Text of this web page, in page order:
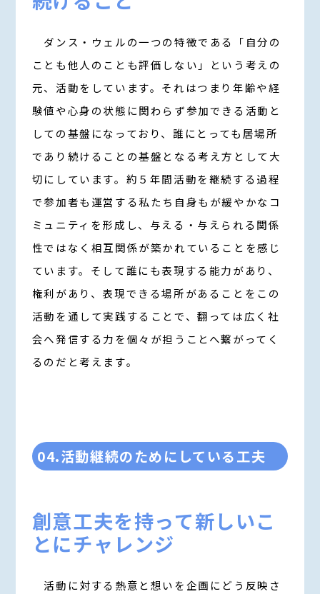
ダンス・ウェルの一つの特徴である「自分の
ことも他人のことも評価しない」という考えの
元、活動をしています。それはつまり年齢や経
験値や心身の状態に関わらず参加できる活動と
しての基盤になっており、誰にとっても居場所
であり続けることの基盤となる考え方として大
切にしています。約５年間活動を継続する過程
で参加者も運営する私たち自身もが緩やかなコ
ミュニティを形成し、与える・与えられる関係
性ではなく相互関係が築かれていることを感じ
ています。そして誰にも表現する能力があり、
権利があり、表現できる場所があることをこの
活動を通して実践することで、翻っては広く社
会へ発信する力を個々が担うことへ繋がってく
るのだと考えます。
04.活動継続のためにしている工夫
創意工夫を持って新しいこ
とにチャレンジ
活動に対する熱意と想いを企画にどう反映さ